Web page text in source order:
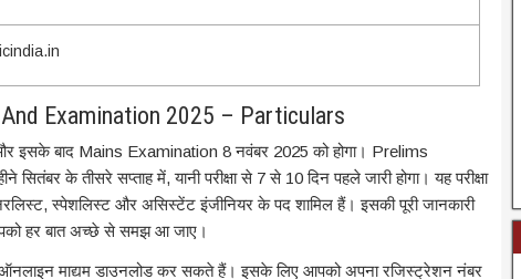
Examination 2025 – Particulars
और इसके बाद Mains Examination 8 नवंबर 2025 को होगा। Prelims
सितंबर के तीसरे सप्ताह में, यानी परीक्षा से 7 से 10 दिन पहले जारी होगा। यह परीक्षा
स्पेशलिस्ट और असिस्टेंट इंजीनियर के पद शामिल हैं। इसकी पूरी जानकारी
हर बात अच्छे से समझ आ जाए।
ऑनलाइन माद्यम डाउनलोड कर सकते हैं। इसके लिए आपको अपना रजिस्ट्रेशन नंबर